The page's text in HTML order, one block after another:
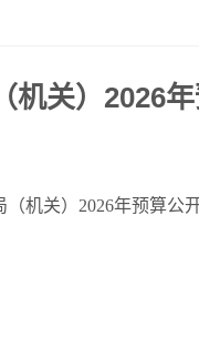
机关）2026
（机关）2026年预算公